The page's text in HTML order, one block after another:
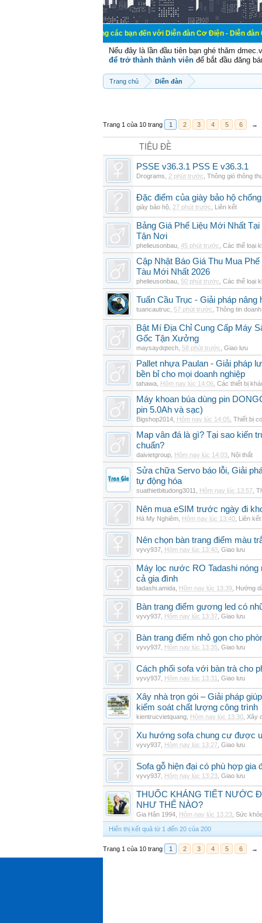
Chào mừng các bạn đến với Diễn đàn Cơ Điện - Diễn đàn Cơ điện
Nếu đây là lần đầu tiên bạn ghé thăm
để trở thành thành viên để bắt đầu đăng
Trang chủ Diễn đàn
Trang 1 của 10 trang 1 2 3 4 5 6 →
TIÊU ĐỀ
PSSE v36.3.1 PSS E v36.3.1
Drograms 2 phút trước Thông gió thông
Đặc điểm của giày bảo hộ
giày bảo hộ 27 phút trước Liên kết
Bảng Giá Phế Liệu Mới Nhất
Tận Nơi
phelieusonbau 45 phút trước Các thể loại
Cập Nhật Báo Giá Thu Mua
Tàu Mới Nhất 2026
phelieusonbau 50 phút trước Các thể loại
Tuấn Cầu Trục - Giải pháp nâng
tuancautruc 57 phút trước Thông tin
Bật Mí Địa Chỉ Cung Cấp Máy
Gốc Tận Xưởng
maysaydqtech 58 phút trước Giao lưu
Pallet nhựa Paulan - Giải pháp
bền bỉ cho mọi doanh nghiệp
tahawa Hôm nay lúc 14:06 Các thiết bị
Máy khoan búa dùng pin
pin 5.0Ah và sạc)
Bigshop2014 Hôm nay lúc 14:05 Thiết bị
Map vân đá là gì? Tại sao kiến
chuẩn?
daivietgroup Hôm nay lúc 14:03 Nội thất
Sửa chữa Servo báo lỗi, Giải
tự động hóa
suathietbitudong3011 Hôm nay lúc 13:57
Nên mua eSIM trước ngày đi
Hà My Nghiêm Hôm nay lúc 13:40 Liên kết
Nên chọn bàn trang điểm màu
vyvy937 Hôm nay lúc 13:40 Giao lưu
Máy lọc nước RO Tadashi
cả gia đình
tadashi.amida Hôm nay lúc 13:39 Hướng
Bàn trang điểm gương led có
vyvy937 Hôm nay lúc 13:37 Giao lưu
Bàn trang điểm nhỏ gọn cho
vyvy937 Hôm nay lúc 13:35 Giao lưu
Cách phối sofa với bàn trà cho
vyvy937 Hôm nay lúc 13:31 Giao lưu
Xây nhà trọn gói – Giải pháp
kiểm soát chất lượng công trình
kientrucvietquang Hôm nay lúc 13:30 Xây
Xu hướng sofa chung cư được
vyvy937 Hôm nay lúc 13:27 Giao lưu
Sofa gỗ hiện đại có phù hợp gia
vyvy937 Hôm nay lúc 13:23 Giao lưu
THUỐC KHÁNG TIẾT NƯỚC
NHƯ THẾ NÀO?
Gia Hân 1994 Hôm nay lúc 13:23 Sức
Hiển thị kết quả từ 1 đến 20 của 200
Trang 1 của 10 trang 1 2 3 4 5 6 →